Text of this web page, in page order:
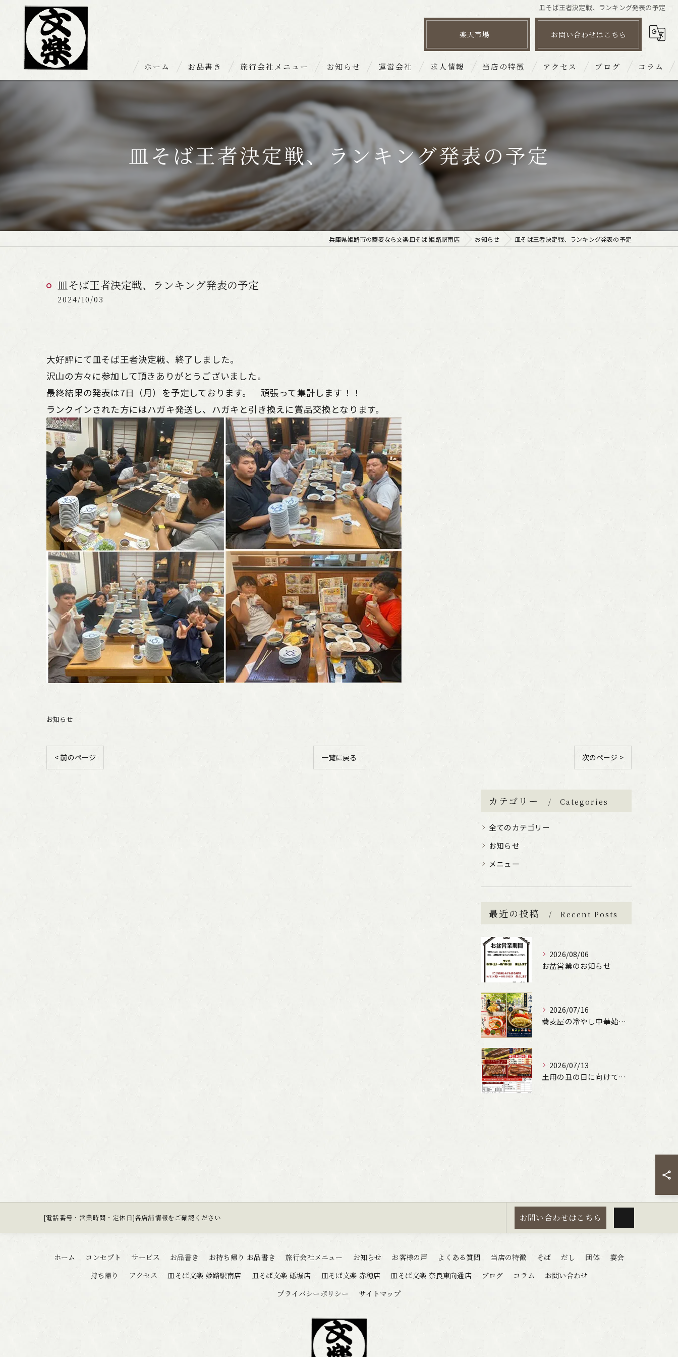
皿そば王者決定戦、ランキング発表の予定
楽天市場 お問い合わせはこちら
ホーム お品書き 旅行会社メニュー お知らせ 運営会社 求人情報 当店の特徴
だし
団体
アクセス
皿そば文楽 姫路駅南店
皿そば文楽 赤穂店
ブログ コラム
皿そば王者決定戦、ランキング発表の予定
兵庫県姫路市の蕎麦なら文楽皿そば 姫路駅南店 お知らせ 皿そば王者決定戦、ランキング発表の予定
皿そば王者決定戦、ランキング発表の予定
2024/10/03
大好評にて皿そば王者決定戦、終了しました。
沢山の方々に参加して頂きありがとうございました。
最終結果の発表は7日（月）を予定しております。 頑張って集計します！！
ランクインされた方にはハガキ発送し、ハガキと引き換えに賞品交換となります。
お知らせ
< 前のページ 一覧に戻る 次のページ >
カテゴリー Categories
全てのカテゴリー
お知らせ
メニュー
最近の投稿 Recent Posts
2026/08/06
お盆営業のお知らせ
2026/07/16
蕎麦屋の冷やし中華始まります！（文楽姫路駅南店）
2026/07/13
土用の丑の日に向けて、うなぎの申込受付しています。
[電話番号・営業時間・定休日]各店舗情報をご確認ください お問い合わせはこちら
ホーム コンセプト サービス お品書き お持ち帰り お品書き 旅行会社メニュー お知らせ お客様の声 よくある質問 当店の特徴 そば だし 団体
宴会
持ち帰り
アクセス 皿そば文楽 姫路駅南店 皿そば文楽 砥堀店 皿そば文楽 赤穂店 皿そば文楽 奈良東向通店 ブログ コラム
お問い合わせ
プライバシーポリシー
サイトマップ